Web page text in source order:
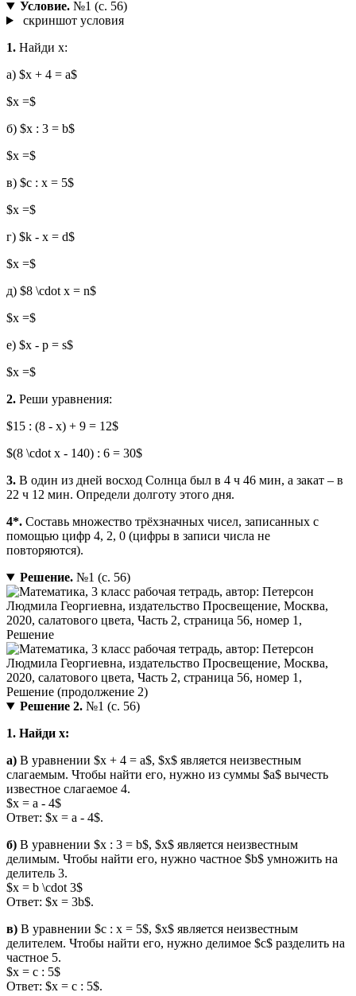
Условие.№1 (с. 56)
скриншот условия
1. Найди x:
а) $x + 4 = a$
$x =$
б) $x : 3 = b$
$x =$
в) $c : x = 5$
$x =$
г) $k - x = d$
$x =$
д) $8 \cdot x = n$
$x =$
е) $x - p = s$
$x =$
2. Реши уравнения:
$15 : (8 - x) + 9 = 12$
$(8 \cdot x - 140) : 6 = 30$
3. В один из дней восход Солнца был в 4 ч 46 мин, а закат – в
22 ч 12 мин. Определи долготу этого дня.
4*. Составь множество трёхзначных чисел, записанных с
помощью цифр 4, 2, 0 (цифры в записи числа не
повторяются).
Решение.№1 (с. 56)
Решение 2.№1 (с. 56)
1. Найди x:
а) В уравнении $x + 4 = a$, $x$ является неизвестным
слагаемым. Чтобы найти его, нужно из суммы $a$ вычесть
известное слагаемое 4.
$x = a - 4$
Ответ: $x = a - 4$.
б) В уравнении $x : 3 = b$, $x$ является неизвестным
делимым. Чтобы найти его, нужно частное $b$ умножить на
делитель 3.
$x = b \cdot 3$
Ответ: $x = 3b$.
в) В уравнении $c : x = 5$, $x$ является неизвестным
делителем. Чтобы найти его, нужно делимое $c$ разделить на
частное 5.
$x = c : 5$
Ответ: $x = c : 5$.